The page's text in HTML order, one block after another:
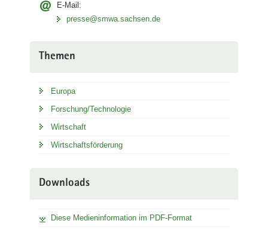
E-Mail:
presse@smwa.sachsen.de
Themen
Europa
Forschung/Technologie
Wirtschaft
Wirtschaftsförderung
Downloads
Diese Medieninformation im PDF-Format